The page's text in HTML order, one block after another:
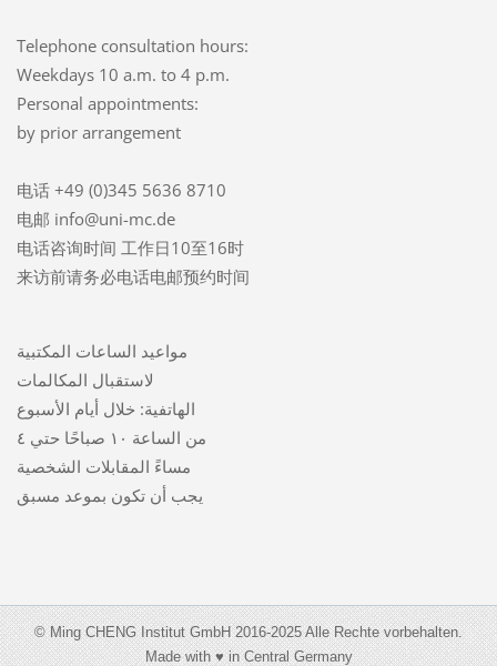
Telephone consultation hours:
Weekdays 10 a.m. to 4 p.m.
Personal appointments:
by prior arrangement
电话 +49 (0)345 5636 8710
电邮 info@uni-mc.de
电话咨询时间 工作日10至16时
来访前请务必电话电邮预约时间
مواعيد الساعات المكتبية
لاستقبال المكالمات
الهاتفية: خلال أيام الأسبوع
من الساعة ١٠ صباحًا حتي ٤
مساءً المقابلات الشخصية
يجب أن تكون بموعد مسبق
© Ming CHENG Institut GmbH 2016-2025 Alle Rechte vorbehalten.
Made with ♥ in Central Germany